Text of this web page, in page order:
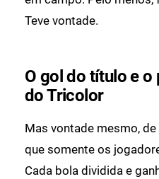
Teve vontade.
O gol do título e
do Tricolor
Mas vontade mesmo,
que somente os
Cada bola dividida e